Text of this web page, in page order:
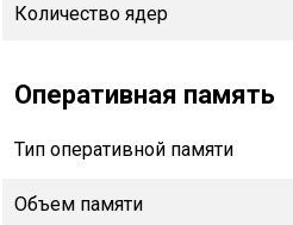
Количество ядер
Оперативная память
Тип оперативной памяти
Объем памяти